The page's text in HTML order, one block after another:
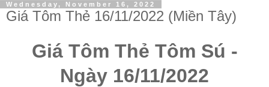
Wednesday, November 16, 2022
Giá Tôm Thẻ 16/11/2022 (Miền Tây)
Giá Tôm Thẻ Tôm Sú -
Ngày 16/11/2022